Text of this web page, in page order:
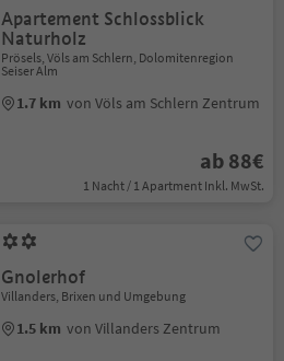
Apartement Schlossblick
Naturholz
Prösels, Völs am Schlern, Dolomitenregion
Seiser Alm
1.7 km von Völs am Schlern Zentrum
ab 88€
1 Nacht / 1 Apartment Inkl. MwSt.
Gnolerhof
Villanders, Brixen und Umgebung
1.5 km von Villanders Zentrum